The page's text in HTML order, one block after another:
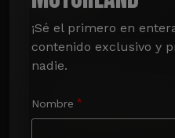
¡Sé el primero en
contenido exclusivo y
nadie.
Nombre